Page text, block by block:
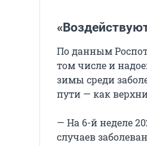
По данным
том числе и
зимы среди
пути — как
— На 6-й неделе
случаев